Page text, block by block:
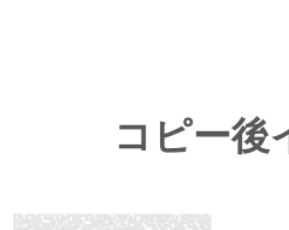
コピー後